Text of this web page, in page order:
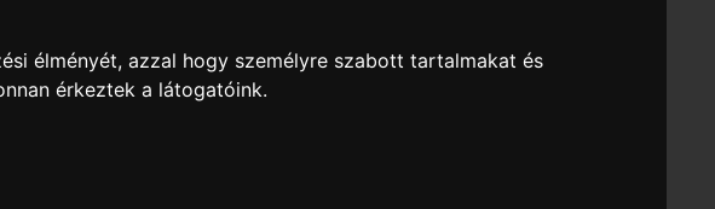
élményét, azzal hogy személyre szabott tartalmakat és
érkeztek a látogatóink.